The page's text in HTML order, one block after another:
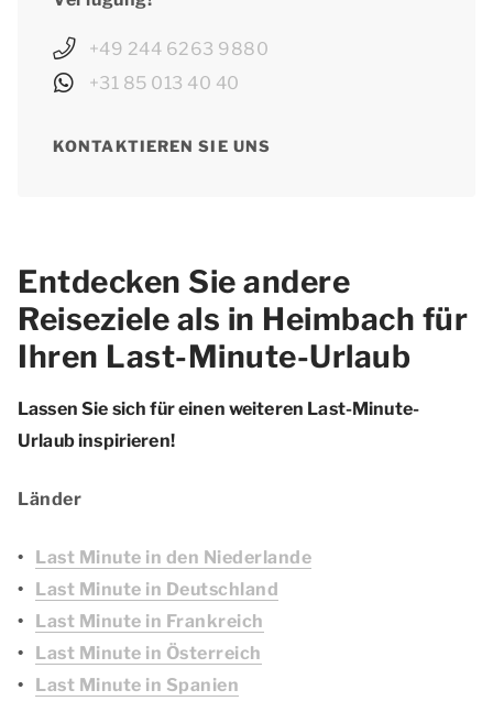
+49 244 6263 9880
+31 85 013 40 40
KONTAKTIEREN SIE UNS
Entdecken Sie andere
Reiseziele als in Heimbach für
Ihren Last-Minute-Urlaub
Lassen Sie sich für einen weiteren Last-Minute-
Urlaub inspirieren!
Länder
Last Minute in den Niederlande
Last Minute in Deutschland
Last Minute in Frankreich
Last Minute in Österreich
Last Minute in Spanien